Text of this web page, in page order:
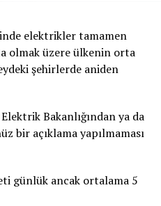
elektrikler tamamen
olmak üzere ülkenin orta
şehirlerde aniden
Bakanlığından ya da
bir açıklama yapılmaması
günlük ancak ortalama 5